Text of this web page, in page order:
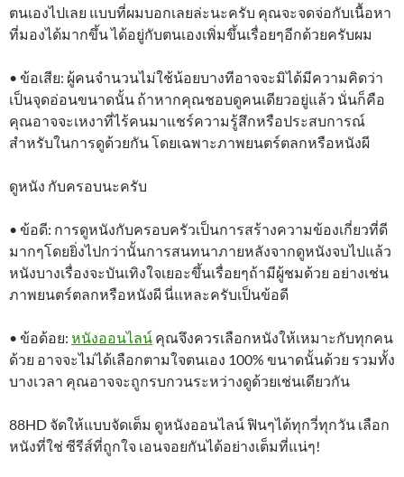
ตนเองไปเลย แบบที่ผมบอกเลยล่ะนะครับ คุณจะจดจ่อกับเนื้อหา
ที่มองได้มากขึ้น ได้อยู่กับตนเองเพิ่มขึ้นเรื่อยๆอีกด้วยครับผม
• ข้อเสีย: ผู้คนจำนวนไม่ใช้น้อยบางทีอาจจะมิได้มีความคิดว่า
เป็นจุดอ่อนขนาดนั้น ถ้าหากคุณชอบดูคนเดียวอยู่แล้ว นั่นก็คือ
คุณอาจจะเหงาที่ไร้คนมาแชร์ความรู้สึกหรือประสบการณ์
สำหรับในการดูด้วยกัน โดยเฉพาะภาพยนตร์ตลกหรือหนังผี
ดูหนัง กับครอบนะครับ
• ข้อดี: การดูหนังกับครอบครัวเป็นการสร้างความข้องเกี่ยวที่ดี
มากๆโดยยิ่งไปกว่านั้นการสนทนาภายหลังจากดูหนังจบไปแล้ว
หนังบางเรื่องจะบันเทิงใจเยอะขึ้นเรื่อยๆถ้ามีผู้ชมด้วย อย่างเช่น
ภาพยนตร์ตลกหรือหนังผี นี่แหละครับเป็นข้อดี
• ข้อด้อย: หนังออนไลน์ คุณจึงควรเลือกหนังให้เหมาะกับทุกคน
ด้วย อาจจะไม่ได้เลือกตามใจตนเอง 100% ขนาดนั้นด้วย รวมทั้ง
บางเวลา คุณอาจจะถูกรบกวนระหว่างดูด้วยเช่นเดียวกัน
88HD จัดให้แบบจัดเต็ม ดูหนังออนไลน์ ฟินๆได้ทุกวี่ทุกวัน เลือก
หนังที่ใช่ ซีรีส์ที่ถูกใจ เอนจอยกันได้อย่างเต็มที่แน่ๆ!